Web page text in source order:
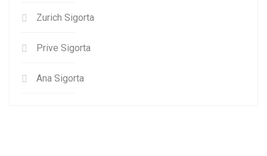
Zurich Sigorta
Prive Sigorta
Ana Sigorta